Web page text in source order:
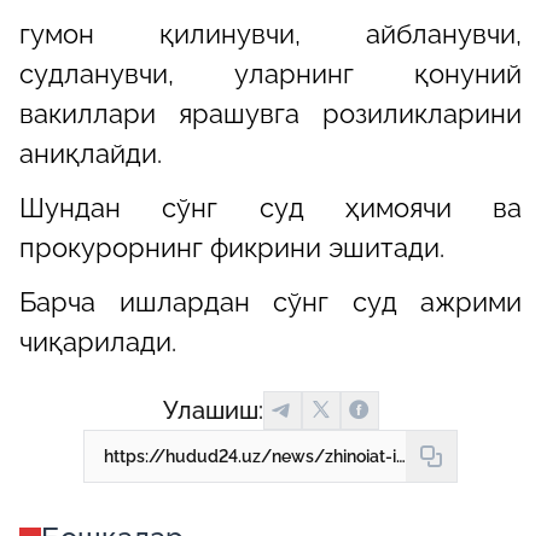
гумон қилинувчи, айбланувчи,
судланувчи, уларнинг қонуний
вакиллари ярашувга розиликларини
аниқлайди.
Шундан сўнг суд ҳимоячи ва
прокурорнинг фикрини эшитади.
Барча ишлардан сўнг суд ажрими
чиқарилади.
Улашиш:
https://hudud24.uz/news/zhinoiat-ishlarda-iarashuv-amaliiotini-kullash-tartibi-nimalarni-bilish-mukhim